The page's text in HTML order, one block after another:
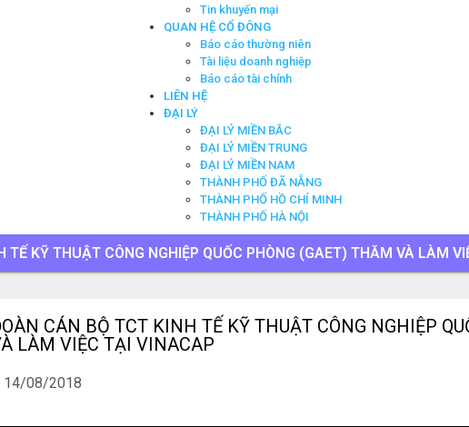
Tin khuyến mại
QUAN HỆ CỔ ĐÔNG
Báo cáo thường niên
Tài liệu doanh nghiệp
Báo cáo tài chính
LIÊN HỆ
ĐẠI LÝ
ĐẠI LÝ MIỀN BẮC
ĐẠI LÝ MIỀN TRUNG
ĐẠI LÝ MIỀN NAM
THÀNH PHỐ ĐÃ NẴNG
THÀNH PHỐ HỒ CHÍ MINH
THÀNH PHỐ HÀ NỘI
TẾ KỸ THUẬT CÔNG NGHIỆP QUỐC PHÒNG (GAET) THĂM VÀ LÀM
CÁN BỘ TCT KINH TẾ KỸ THUẬT CÔNG NGHIỆP
LÀM VIỆC TẠI VINACAP
14/08/2018